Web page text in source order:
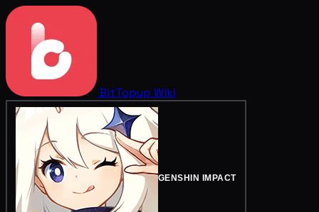
BitTopup Wiki
GENSHIN IMPACT